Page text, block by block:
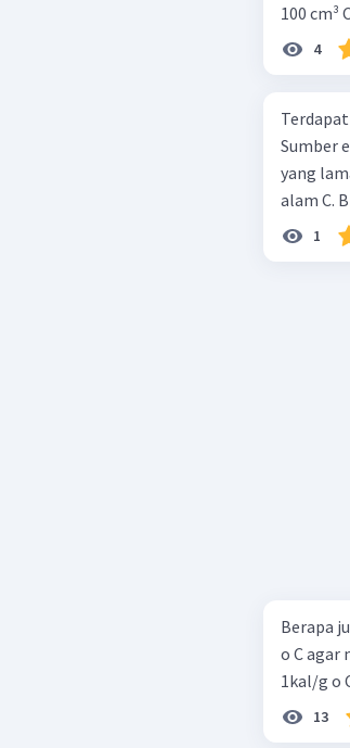
100 cm³
4
Sumber
yang
alam C.
1
Berapa
o C agar
1kal/g o
13